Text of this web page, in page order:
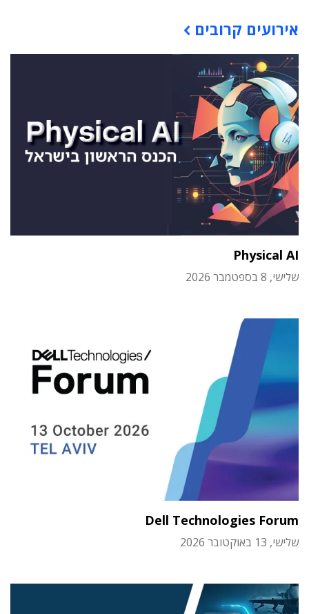
אירועים קרובים
Physical AI
שלישי, 8 בספטמבר 2026
Dell Technologies Forum
שלישי, 13 באוקטובר 2026